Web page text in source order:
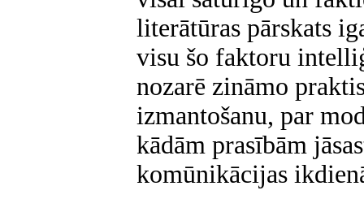
literātūras pārskats
visu šo faktoru
nozarē zināmo
izmantošanu, par
kādām prasībām
komūnikācijas